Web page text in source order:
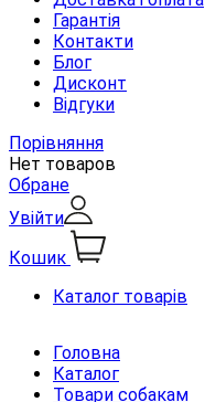
Гарантія
Контакти
Блог
Дисконт
Відгуки
Порівняння
Нет товаров
Обране
Увійти
Кошик
Каталог товарів
Головна
Каталог
Товари собакам